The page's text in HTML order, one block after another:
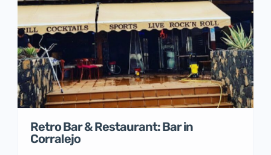
Retro Bar & Restaurant: Bar in
Corralejo